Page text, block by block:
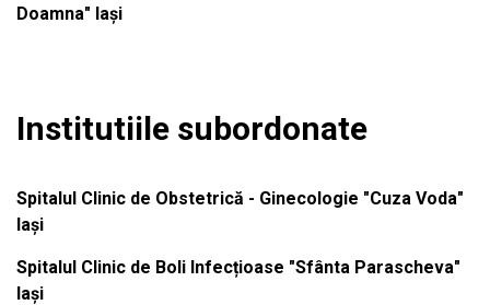
Doamna" Iași
Institutiile subordonate
Spitalul Clinic de Obstetrică - Ginecologie "Cuza Voda"
Iași
Spitalul Clinic de Boli Infecțioase "Sfânta Parascheva"
Iași